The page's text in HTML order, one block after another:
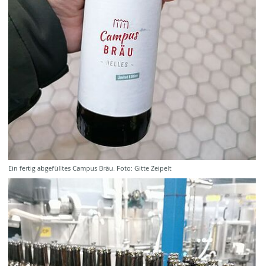
Ein fertig abgefülltes Campus Bräu. Foto: Gitte Zeipelt